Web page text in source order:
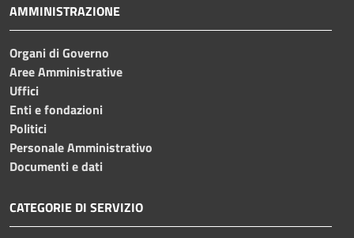
AMMINISTRAZIONE
Organi di Governo
Aree Amministrative
Uffici
Enti e fondazioni
Politici
Personale Amministrativo
Documenti e dati
CATEGORIE DI SERVIZIO